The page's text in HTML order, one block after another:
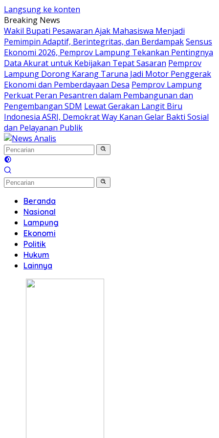
Langsung ke konten
Breaking News
Wakil Bupati Pesawaran Ajak Mahasiswa Menjadi
Pemimpin Adaptif, Berintegritas, dan BerdampakSensus
Ekonomi 2026, Pemprov Lampung Tekankan Pentingnya
Data Akurat untuk Kebijakan Tepat Sasaran Pemprov
Lampung Dorong Karang Taruna Jadi Motor Penggerak
Ekonomi dan Pemberdayaan Desa Pemprov Lampung
Perkuat Peran Pesantren dalam Pembangunan dan
Pengembangan SDM Lewat Gerakan Langit Biru
Indonesia ASRI, Demokrat Way Kanan Gelar Bakti Sosial
dan Pelayanan Publik
Beranda
Nasional
Lampung
Ekonomi
Politik
Hukum
Lainnya